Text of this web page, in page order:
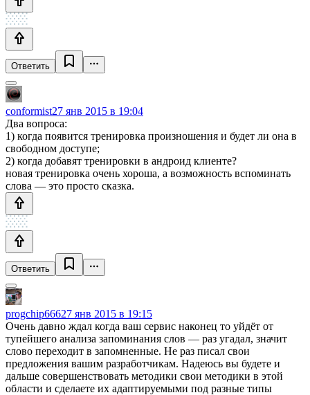
Ответить
conformist27 янв 2015 в 19:04
Два вопроса:
1) когда появится тренировка произношения и будет ли она в
свободном доступе;
2) когда добавят тренировки в андроид клиенте?
новая тренировка очень хороша, а возможность вспоминать
слова — это просто сказка.
Ответить
progchip66627 янв 2015 в 19:15
Очень давно ждал когда ваш сервис наконец то уйдёт от
тупейшего анализа запоминания слов — раз угадал, значит
слово переходит в запомненные. Не раз писал свои
предложения вашим разработчикам. Надеюсь вы будете и
дальше совершенствовать методики свои методики в этой
области и сделаете их адаптируемыми под разные типы